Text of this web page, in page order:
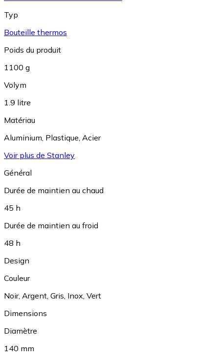
Typ
Bouteille thermos
Poids du produit
1100 g
Volym
1.9 litre
Matériau
Aluminium Plastique Acier
Voir plus de Stanley
Général
Durée de maintien au chaud
45 h
Durée de maintien au froid
48 h
Design
Couleur
Noir, Argent Gris Inox Vert
Dimensions
Diamètre
140 mm